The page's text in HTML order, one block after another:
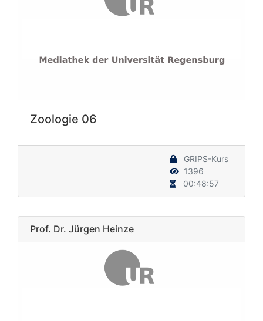
Zoologie 06
GRIPS-Kurs
1396
00:48:57
Prof. Dr. Jürgen Heinze